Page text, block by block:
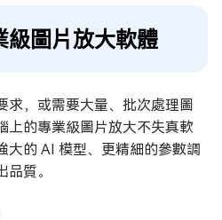
級圖片放大軟體
求，或需要大量、批次處理圖
上的專業級圖片放大不失真軟
大的 AI 模型、更精細的參數調
質。